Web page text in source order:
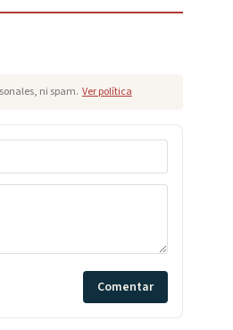
ni spam. Ver política
Comentar